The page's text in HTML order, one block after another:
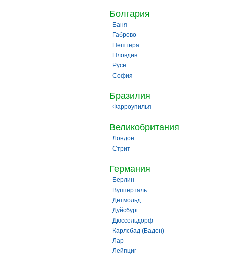
Болгария
Баня
Габрово
Пештера
Пловдив
Русе
София
Бразилия
Фарроупилья
Великобритания
Лондон
Стрит
Германия
Берлин
Вупперталь
Детмольд
Дуйсбург
Дюссельдорф
Карлсбад (Баден)
Лар
Лейпциг